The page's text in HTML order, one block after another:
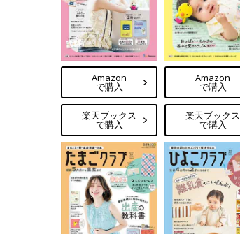
Amazon
で購入
楽天ブックス
で購入
Amazon
で購入
楽天ブックス
で購入